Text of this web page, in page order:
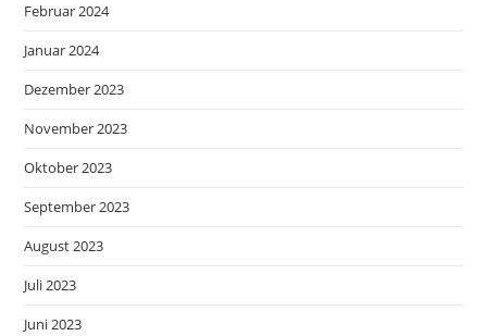
Februar 2024
Januar 2024
Dezember 2023
November 2023
Oktober 2023
September 2023
August 2023
Juli 2023
Juni 2023